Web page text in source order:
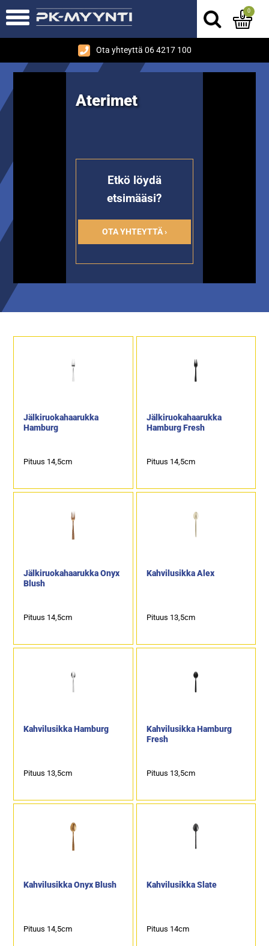
Ota yhteyttä 06 4217 100
0
Aterimet
Etkö löydä
etsimääsi?
OTA YHTEYTTÄ ›
Jälkiruokahaarukka
Hamburg
Pituus 14,5cm
Jälkiruokahaarukka
Hamburg Fresh
Pituus 14,5cm
Jälkiruokahaarukka Onyx
Blush
Pituus 14,5cm
Kahvilusikka Alex
Pituus 13,5cm
Kahvilusikka Hamburg
Pituus 13,5cm
Kahvilusikka Hamburg
Fresh
Pituus 13,5cm
Kahvilusikka Onyx Blush
Pituus 14,5cm
Kahvilusikka Slate
Pituus 14cm